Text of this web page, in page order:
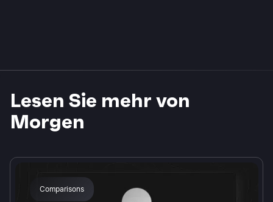
Lesen Sie mehr von
Morgen
Comparisons